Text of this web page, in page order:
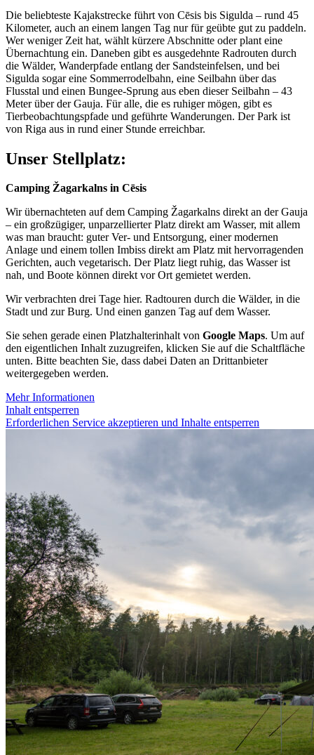
Die beliebteste Kajakstrecke führt von Cēsis bis Sigulda – rund 45
Kilometer, auch an einem langen Tag nur für geübte gut zu paddeln.
Wer weniger Zeit hat, wählt kürzere Abschnitte oder plant eine
Übernachtung ein. Daneben gibt es ausgedehnte Radrouten durch
die Wälder, Wanderpfade entlang der Sandsteinfelsen, und bei
Sigulda sogar eine Sommerrodelbahn, eine Seilbahn über das
Flusstal und einen Bungee-Sprung aus eben dieser Seilbahn – 43
Meter über der Gauja. Für alle, die es ruhiger mögen, gibt es
Tierbeobachtungspfade und geführte Wanderungen. Der Park ist
von Riga aus in rund einer Stunde erreichbar.
Unser Stellplatz:
Camping Žagarkalns in Cēsis
Wir übernachteten auf dem Camping Žagarkalns direkt an der Gauja
– ein großzügiger, unparzellierter Platz direkt am Wasser, mit allem
was man braucht: guter Ver- und Entsorgung, einer modernen
Anlage und einem tollen Imbiss direkt am Platz mit hervorragenden
Gerichten, auch vegetarisch. Der Platz liegt ruhig, das Wasser ist
nah, und Boote können direkt vor Ort gemietet werden.
Wir verbrachten drei Tage hier. Radtouren durch die Wälder, in die
Stadt und zur Burg. Und einen ganzen Tag auf dem Wasser.
Sie sehen gerade einen Platzhalterinhalt von Google Maps. Um auf
den eigentlichen Inhalt zuzugreifen, klicken Sie auf die Schaltfläche
unten. Bitte beachten Sie, dass dabei Daten an Drittanbieter
weitergegeben werden.
Mehr Informationen
Inhalt entsperren
Erforderlichen Service akzeptieren und Inhalte entsperren